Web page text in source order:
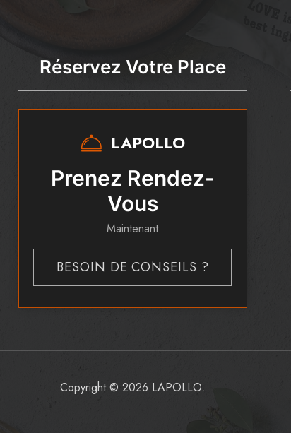
Réservez Votre Place
LAPOLLO
Prenez Rendez-
Vous
Maintenant
BESOIN DE CONSEILS ?
Copyright © 2026 LAPOLLO.